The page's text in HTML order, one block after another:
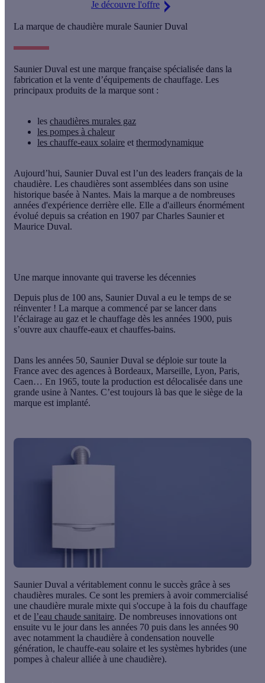
Je découvre l'offre
La marque de chaudière murale Saunier Duval
Saunier Duval est une marque française spécialisée dans la
fabrication et la vente d’équipements de chauffage. Les
principaux produits de la marque sont :
les chaudières murales gaz
les pompes à chaleur
les chauffe-eaux solaire et thermodynamique
Aujourd’hui, Saunier Duval est l’un des leaders français de la
chaudière. Les chaudières sont assemblées dans son usine
historique basée à Nantes. Mais la marque a de nombreuses
années d'expérience derrière elle. Elle a d'ailleurs énormément
évolué depuis sa création en 1907 par Charles Saunier et
Maurice Duval.
Une marque innovante qui traverse les décennies
Depuis plus de 100 ans, Saunier Duval a eu le temps de se
réinventer ! La marque a commencé par se lancer dans
l’éclairage au gaz et le chauffage dès les années 1900, puis
s’ouvre aux chauffe-eaux et chauffes-bains.
Dans les années 50, Saunier Duval se déploie sur toute la
France avec des agences à Bordeaux, Marseille, Lyon, Paris,
Caen… En 1965, toute la production est délocalisée dans une
grande usine à Nantes. C’est toujours là bas que le siège de la
marque est implanté.
Saunier Duval a véritablement connu le succès grâce à ses
chaudières murales. Ce sont les premiers à avoir commercialisé
une chaudière murale mixte qui s'occupe à la fois du chauffage
et de l’eau chaude sanitaire. De nombreuses innovations ont
ensuite vu le jour dans les années 70 puis dans les années 90
avec notamment la chaudière à condensation nouvelle
génération, le chauffe-eau solaire et les systèmes hybrides (une
pompes à chaleur alliée à une chaudière).